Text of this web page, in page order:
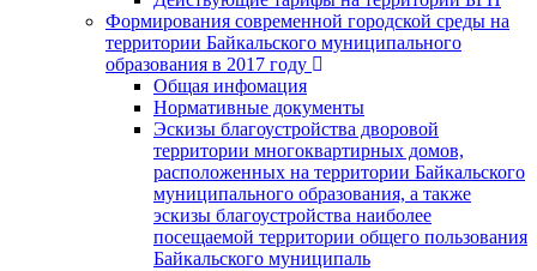
Формирования современной городской среды на
территории Байкальского муниципального
образования в 2017 году
Общая инфомация
Нормативные документы
Эскизы благоустройства дворовой
территории многоквартирных домов,
расположенных на территории Байкальского
муниципального образования, а также
эскизы благоустройства наиболее
посещаемой территории общего пользования
Байкальского муниципаль